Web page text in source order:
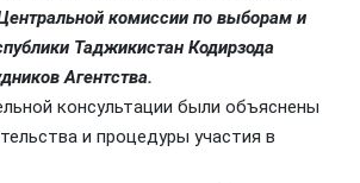
комиссии по выборам и
Таджикистан Кодирзода
Агентства.
консультации были объяснены
и процедуры участия в